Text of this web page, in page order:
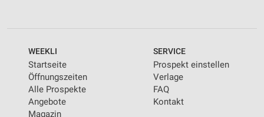
WEEKLI
Startseite
Öffnungszeiten
Alle Prospekte
Angebote
Magazin
SERVICE
Prospekt einstellen
Verlage
FAQ
Kontakt